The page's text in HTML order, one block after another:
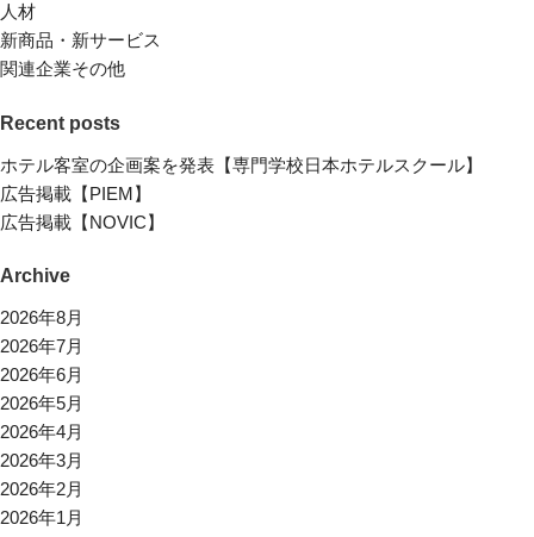
人材
新商品・新サービス
関連企業その他
Recent posts
ホテル客室の企画案を発表【専門学校日本ホテルスクール】
広告掲載【PIEM】
広告掲載【NOVIC】
Archive
2026年8月
2026年7月
2026年6月
2026年5月
2026年4月
2026年3月
2026年2月
2026年1月